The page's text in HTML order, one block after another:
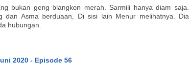
bukan geng blangkon merah. Sarmili hanya diam saja.
dan Asma berduaan, Di sisi lain Menur melihatnya. Dia
hubungan.
2020 - Episode 56